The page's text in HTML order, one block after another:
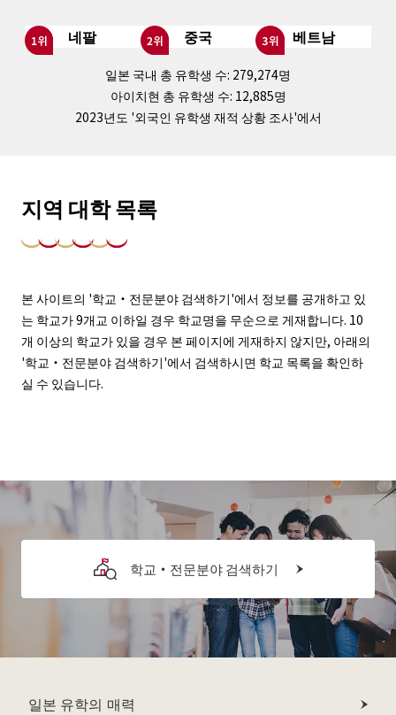
네팔 중국 베트남
일본 국내 총 유학생 수: 279,274명
아이치현 총 유학생 수: 12,885명
2023년도 '외국인 유학생 재적 상황 조사'에서
지역 대학 목록
본 사이트의 '학교・전문분야 검색하기'에서 정보를 공개하고 있
는 학교가 9개교 이하일 경우 학교명을 무순으로 게재합니다. 10
개 이상의 학교가 있을 경우 본 페이지에 게재하지 않지만, 아래의
'학교・전문분야 검색하기'에서 검색하시면 학교 목록을 확인하
실 수 있습니다.
학교・전문분야 검색하기
일본 유학의 매력